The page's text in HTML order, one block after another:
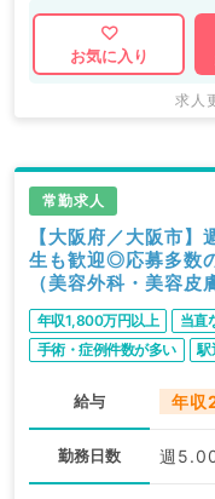
お気に入り
求人
常勤求人
【大阪府／大阪市
生も歓迎◎応募多数
（美容外科・美容皮
年収1,800万円以上 当直
手術・症例件数が多い
駅
給与 年収
勤務日数 週